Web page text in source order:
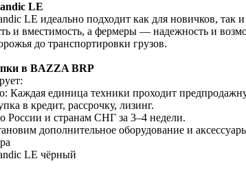
LE
LE идеально подходит как для новичков,
и вместимость, а фермеры — надежность и
до транспортировки грузов.
в BAZZA BRP
Каждая единица техники проходит
в кредит, рассрочку, лизинг.
России и странам СНГ за 3–4 недели.
дополнительное оборудование и
LE чёрный